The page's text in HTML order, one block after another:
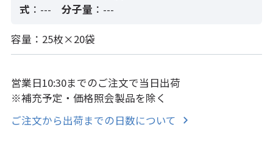
式 ：--- 分子量 ：---
容量：25枚×20袋
営業日10:30までのご注文で当日出荷
※補充予定・価格照会製品を除く
ご注文から出荷までの日数について